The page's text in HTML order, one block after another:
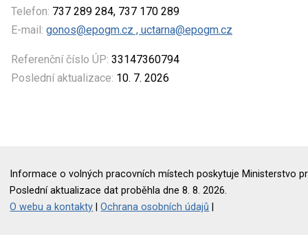
Telefon: 737 289 284, 737 170 289
E-mail: gonos@epogm.cz , uctarna@epogm.cz
Referenční číslo ÚP: 33147360794
Poslední aktualizace: 10. 7. 2026
Informace o volných pracovních místech poskytuje Ministerstvo
Poslední aktualizace dat proběhla dne 8. 8. 2026.
O webu a kontakty |Ochrana osobních údajů